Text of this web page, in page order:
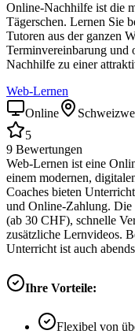
Online-Nachhilfe ist die
Tägerschen. Lernen Sie
Tutoren aus der ganzen
Terminvereinbarung und
Nachhilfe zu einer
Web-Lernen
Online
5
9 Bewertungen
Web-Lernen ist eine
einem modernen,
Coaches bieten
und Online-Zahlung. Die
(ab 30 CHF), schnelle
zusätzliche Lernvideos.
Unterricht ist auch
Ihre Vorteile:
Flexibel von